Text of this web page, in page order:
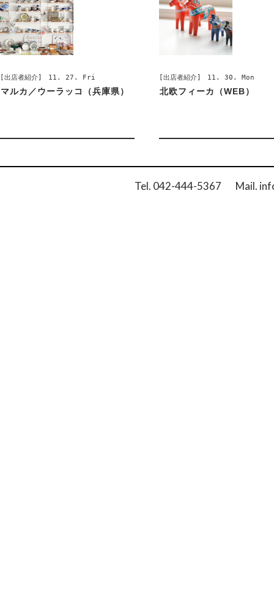
[出店者紹介] 11. 27. Fri
マルカ／ウーラッコ（兵庫県）
[出店者紹介] 11. 30. Mon
北欧フィーカ（WEB）
Tel. 042-444-5367 Mail.